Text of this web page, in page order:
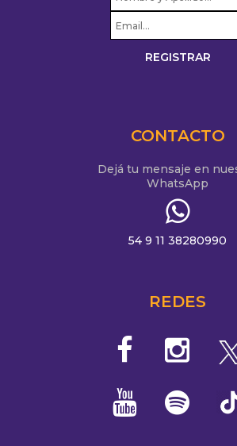
CONTACTO
Dejá tu mensaje en
WhatsApp
54 9 11 38280990
REDES